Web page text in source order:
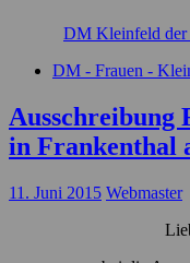
DM Kleinfeld der
DM - Frauen -
Ausschreibung
in Frankenthal
11. Juni 2015 Webmaster